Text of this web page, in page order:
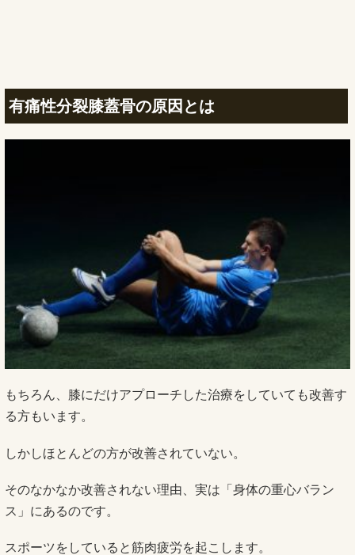
有痛性分裂膝蓋骨の原因とは
もちろん、膝にだけアプローチした治療をしていても改善す
る方もいます。
しかしほとんどの方が改善されていない。
そのなかなか改善されない理由、実は「身体の重心バラン
ス」にあるのです。
スポーツをしていると筋肉疲労を起こします。